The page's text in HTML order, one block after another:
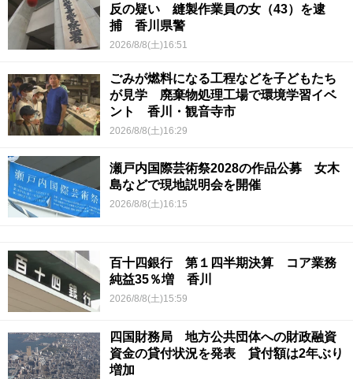
反の疑い 縫製作業員の女（43）を逮
捕 香川県警
2026/8/8(土)16:51
ごみが燃料になる工程などを子どもたち
が見学 廃棄物処理工場で環境学習イベ
ント 香川・観音寺市
2026/8/8(土)16:29
瀬戸内国際芸術祭2028の作品公募 女木
島などで現地説明会を開催
2026/8/8(土)16:15
百十四銀行 第１四半期決算 コア業務
純益35％増 香川
2026/8/8(土)15:59
四国財務局 地方公共団体への財政融資
資金の貸付状況を発表 貸付額は2年ぶり
増加